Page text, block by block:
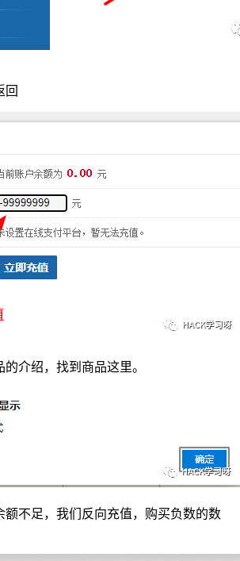
回
介绍，找到商品这里。
额不足，我们反向充值，购买负数的数